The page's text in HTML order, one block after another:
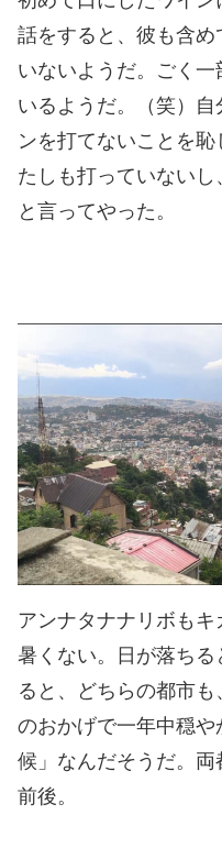
話をすると、彼も含
いないようだ。ごく
いるようだ。（笑）
ンを打てないことを
たしも打っていないし
と言ってやった。
アンナタナナリボも
暑くない。日が落ち
ると、どちらの都市
のおかげで一年中穏
候」なんだそうだ。
前後。